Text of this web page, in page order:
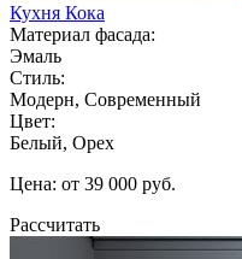
Кухня Кока
Материал фасада:
Эмаль
Стиль:
Модерн, Современный
Цвет:
Белый, Орех
Цена: от 39 000 руб.
Рассчитать